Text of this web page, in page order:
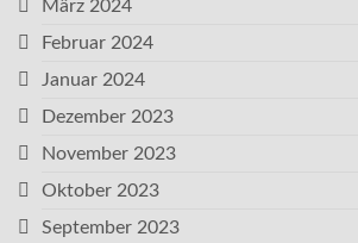
März 2024
Februar 2024
Januar 2024
Dezember 2023
November 2023
Oktober 2023
September 2023